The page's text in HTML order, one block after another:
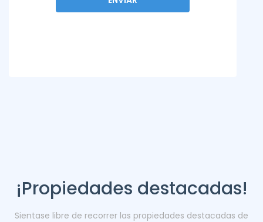
¡Propiedades destacadas!
Sientase libre de recorrer las propiedades destacadas de